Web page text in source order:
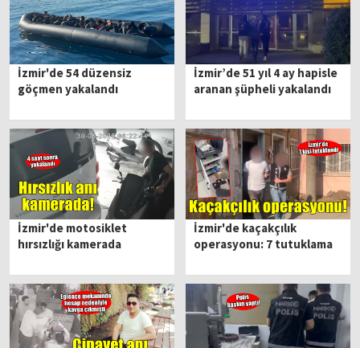
İzmir'de 54 düzensiz
göçmen yakalandı
İzmir’de 51 yıl 4 ay hapisle
aranan şüpheli yakalandı
İzmir'de motosiklet
hırsızlığı kamerada
İzmir'de kaçakçılık
operasyonu: 7 tutuklama